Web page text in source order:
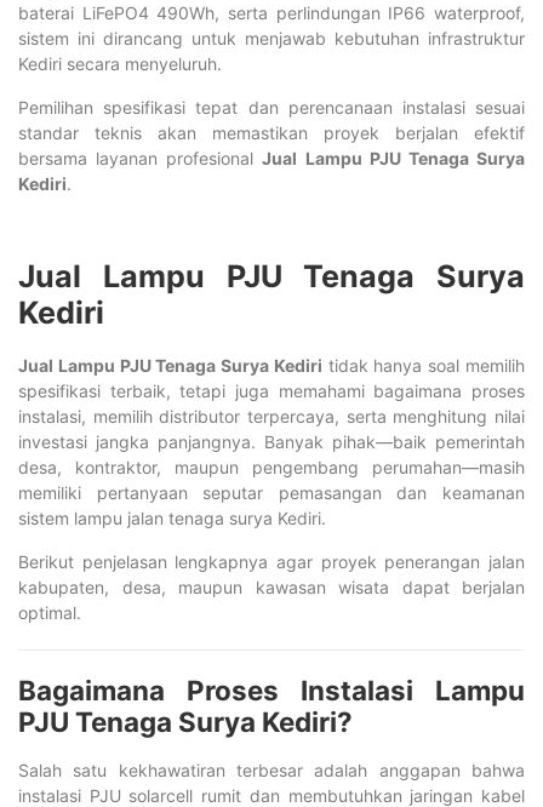
baterai LiFePO4 490Wh, serta perlindungan IP66 waterproof,
sistem ini dirancang untuk menjawab kebutuhan infrastruktur
Kediri secara menyeluruh.
Pemilihan spesifikasi tepat dan perencanaan instalasi sesuai
standar teknis akan memastikan proyek berjalan efektif
bersama layanan profesionalJual Lampu PJU Tenaga Surya
Kediri.
Jual Lampu PJU Tenaga Surya
Kediri
Jual Lampu PJU Tenaga Surya Kediri tidak hanya soal memilih
spesifikasi terbaik, tetapi juga memahami bagaimana proses
instalasi, memilih distributor terpercaya, serta menghitung nilai
investasi jangka panjangnya. Banyak pihak—baik pemerintah
desa, kontraktor, maupun pengembang perumahan—masih
memiliki pertanyaan seputar pemasangan dan keamanan
sistem lampu jalan tenaga surya Kediri.
Berikut penjelasan lengkapnya agar proyek penerangan jalan
kabupaten, desa, maupun kawasan wisata dapat berjalan
optimal.
Bagaimana Proses Instalasi Lampu
PJU Tenaga Surya Kediri?
Salah satu kekhawatiran terbesar adalah anggapan bahwa
instalasi PJU solarcell rumit dan membutuhkan jaringan kabel